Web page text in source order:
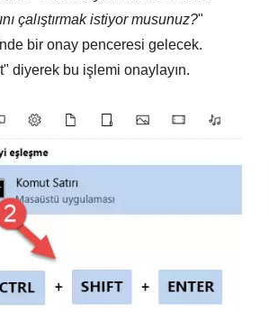
çalıştırmak istiyor musunuz?"
bir onay penceresi gelecek.
" diyerek bu işlemi onaylayın.